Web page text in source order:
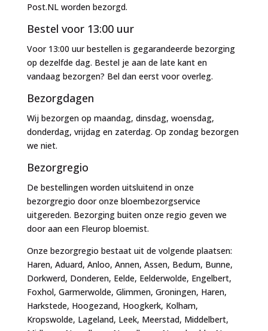
Post.NL worden bezorgd.
Bestel voor 13:00 uur
Voor 13:00 uur bestellen is gegarandeerde bezorging
op dezelfde dag. Bestel je aan de late kant en
vandaag bezorgen? Bel dan eerst voor overleg.
Bezorgdagen
Wij bezorgen op maandag, dinsdag, woensdag,
donderdag, vrijdag en zaterdag. Op zondag bezorgen
we niet.
Bezorgregio
De bestellingen worden uitsluitend in onze
bezorgregio door onze bloembezorgservice
uitgereden. Bezorging buiten onze regio geven we
door aan een Fleurop bloemist.
Onze bezorgregio bestaat uit de volgende plaatsen:
Haren, Aduard, Anloo, Annen, Assen, Bedum, Bunne,
Dorkwerd, Donderen, Eelde, Eelderwolde, Engelbert,
Foxhol, Garmerwolde, Glimmen, Groningen, Haren,
Harkstede, Hoogezand, Hoogkerk, Kolham,
Kropswolde, Lageland, Leek, Meerstad, Middelbert,